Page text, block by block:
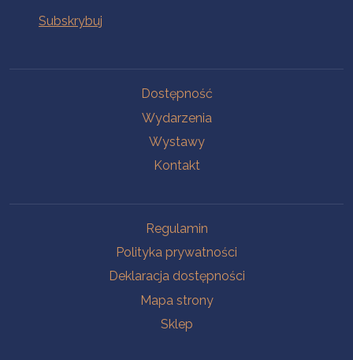
Dostępność
Wydarzenia
Wystawy
Kontakt
Regulamin
Polityka prywatności
Deklaracja dostępności
Mapa strony
Sklep